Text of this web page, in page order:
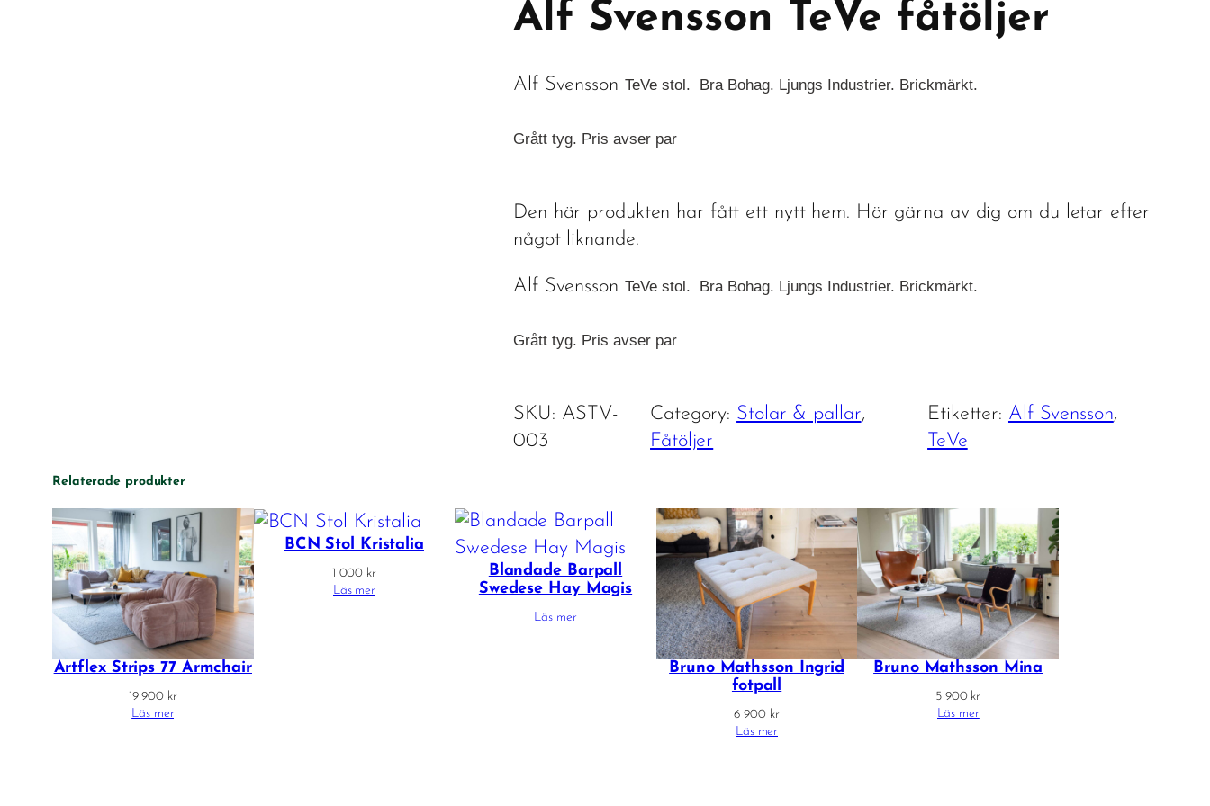
Alf Svensson TeVe fåtöljer
Alf Svensson TeVe stol.  Bra Bohag. Ljungs Industrier. Brickmärkt.
Grått tyg. Pris avser par
Den här produkten har fått ett nytt hem. Hör gärna av dig om du letar efter
något liknande.
Alf Svensson TeVe stol.  Bra Bohag. Ljungs Industrier. Brickmärkt.
Grått tyg. Pris avser par
SKU: ASTV-
003
Category: Stolar & pallar
Fåtöljer
Etiketter: Alf Svensson
TeVe
Relaterade produkter
Artflex Strips 77 Armchair
19 900 kr
Läs mer
BCN Stol Kristalia
1 000 kr
Läs mer
Blandade Barpall
Swedese Hay Magis
Läs mer
Bruno Mathsson Ingrid
fotpall
6 900 kr
Läs mer
Bruno Mathsson Mina
5 900 kr
Läs mer